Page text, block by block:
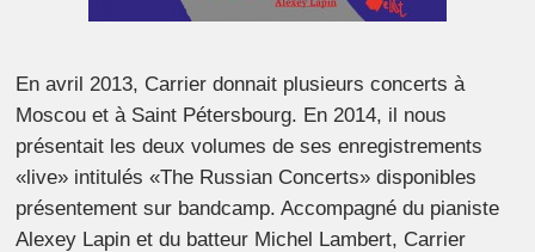
En avril 2013, Carrier donnait plusieurs concerts à
Moscou et à Saint Pétersbourg. En 2014, il nous
présentait les deux volumes de ses enregistrements
«live» intitulés «The Russian Concerts» disponibles
présentement sur bandcamp. Accompagné du pianiste
Alexey Lapin et du batteur Michel Lambert, Carrier